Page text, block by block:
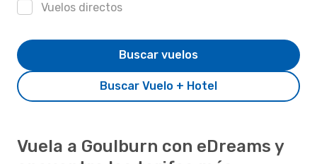
Vuelos directos
Buscar Vuelo + Hotel
Buscar vuelos
Vuela a Goulburn con eDreams y